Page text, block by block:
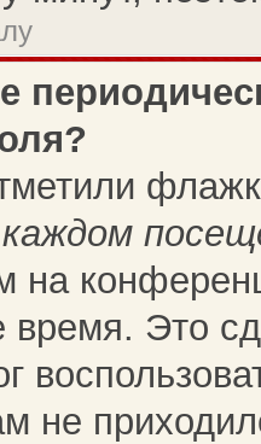
на
время. Это
не